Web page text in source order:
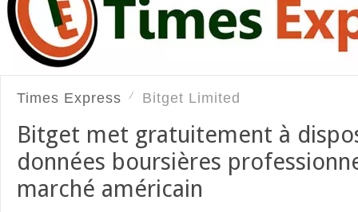
Times Express Bitget Limited
Bitget met gratuitement à
données boursières
marché américain